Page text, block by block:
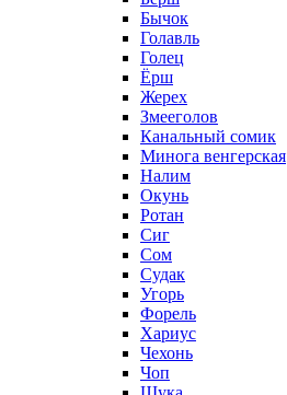
Бычок
Голавль
Голец
Ёрш
Жерех
Змееголов
Канальный сомик
Минога венгерская
Налим
Окунь
Ротан
Сиг
Сом
Судак
Угорь
Форель
Хариус
Чехонь
Чоп